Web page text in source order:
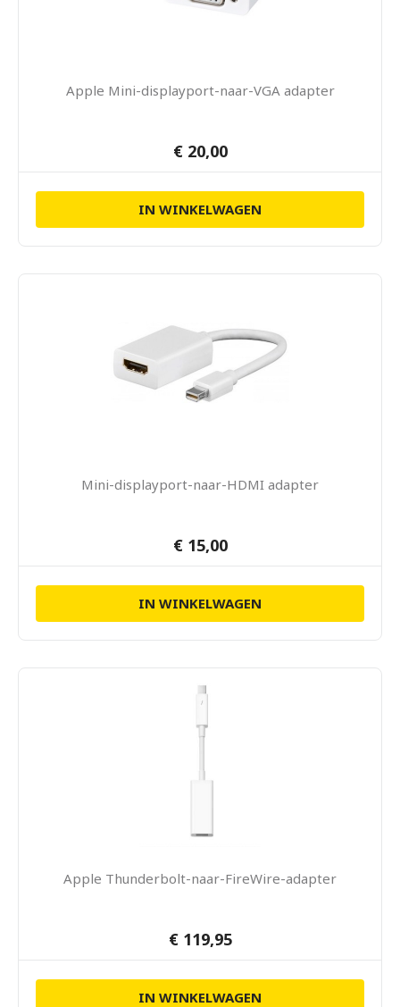
Apple Mini-displayport-naar-VGA adapter
€ 20,00
IN WINKELWAGEN
Mini-displayport-naar-HDMI adapter
€ 15,00
IN WINKELWAGEN
Apple Thunderbolt-naar-FireWire-adapter
€ 119,95
IN WINKELWAGEN